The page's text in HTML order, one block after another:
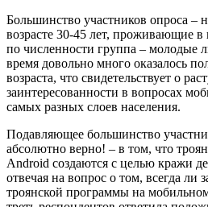
Большинство участников опроса –
возрасте 30-45 лет, проживающие в
по численности группа – молодые
время довольно много оказалось
возраста, что свидетельствует о
заинтересованности в вопросах
самых разных слоев населения.
Подавляющее большинство
абсолютно верно! – в том, что
Android создаются с целью кражи
отвечая на вопрос о том, всегда ли
троянской программы на